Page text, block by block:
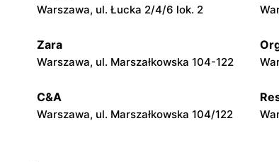
Żabka
Żabka
Warszawa, ul. Łucka 2/4/6 lok. 2
Zara
Warszawa, ul. Marszałkowska 104-122
C&A
Warszawa, ul. Marszałkowska 104/122